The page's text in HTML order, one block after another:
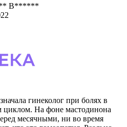
В******
гинеколог при болях в
циклом. На фоне мастодинона
месячными, ни во время